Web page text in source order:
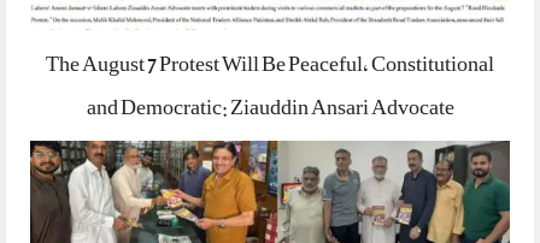
The August 7 Protest Will Be Peaceful, Constitutional
and Democratic: Ziauddin Ansari Advocate